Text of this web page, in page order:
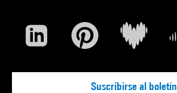
Suscribirse al boletín